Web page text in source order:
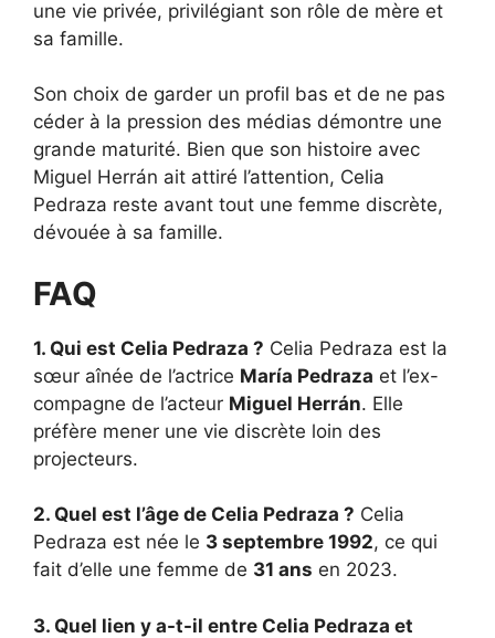
une vie privée, privilégiant son rôle de mère et
sa famille.
Son choix de garder un profil bas et de ne pas
céder à la pression des médias démontre une
grande maturité. Bien que son histoire avec
Miguel Herrán ait attiré l’attention, Celia
Pedraza reste avant tout une femme discrète,
dévouée à sa famille.
FAQ
1. Qui est Celia Pedraza ? Celia Pedraza est la
sœur aînée de l’actrice María Pedraza et l’ex-
compagne de l’acteur Miguel Herrán. Elle
préfère mener une vie discrète loin des
projecteurs.
2. Quel est l’âge de Celia Pedraza ? Celia
Pedraza est née le 3 septembre 1992, ce qui
fait d’elle une femme de 31 ans en 2023.
3. Quel lien y a-t-il entre Celia Pedraza et